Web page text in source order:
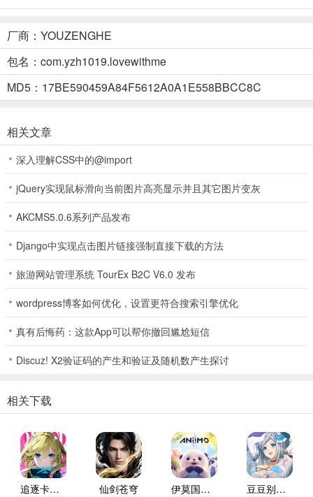
顾，并解锁角色内心独白与设定补全内容。
和这样的我恋爱吧手游怎么玩？
1、打开和这样的我恋爱吧游戏，我们直接点击开始游戏按钮即可。
2、游戏具体是采用了文字剧情玩法，唯美的画面，跌宕起伏的剧情，
3、我们需要做出相应的游戏选择，使得游戏结局向着自己所期望的方
向发展。
厂商：YOUZENGHE
包名：com.yzh1019.lovewithme
MD5：17BE590459A84F5612A0A1E558BBCC8C
相关文章
深入理解CSS中的@import
jQuery实现鼠标滑向当前图片高亮显示并且其它图片变灰
AKCMS5.0.6系列产品发布
Django中实现点击图片链接强制直接下载的方法
旅游网站管理系统 TourEx B2C V6.0 发布
wordpress博客如何优化，设置更符合搜索引擎优化
真有后悔药：这款App可以帮你撤回尴尬短信
Discuz! X2验证码的产生和验证及随机数产生探讨
相关下载
追逐卡蕾多
仙剑苍穹
伊莫国际服
豆豆别嚣张游戏